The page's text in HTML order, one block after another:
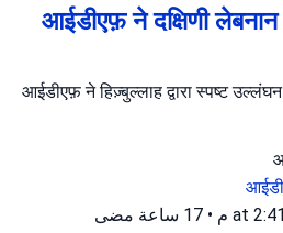
आईडीएफ़ ने दक्षिणी
आईडीएफ़ ने हिज़्बुल्लाह द्वारा स्पष्ट
• 17 ساعة مضى